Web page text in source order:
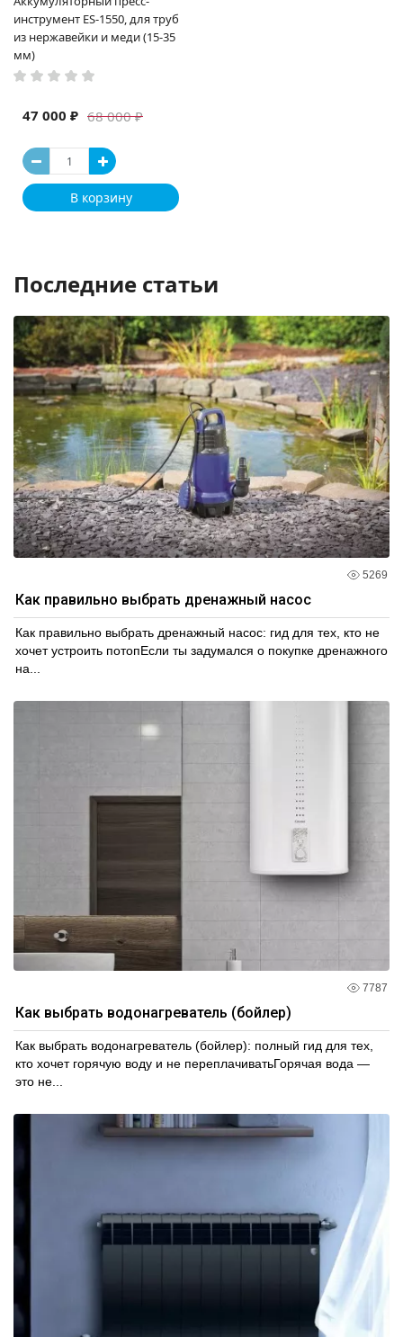
инструмент ES-1550, для труб
из нержавейки и меди (15-35
мм)
68 000 ₽
47 000 ₽
В корзину
Последние статьи
5269
Как правильно выбрать дренажный насос
Как правильно выбрать дренажный насос: гид для тех, кто не
хочет устроить потопЕсли ты задумался о покупке дренажного
на...
7787
Как выбрать водонагреватель (бойлер)
Как выбрать водонагреватель (бойлер): полный гид для тех,
кто хочет горячую воду и не переплачиватьГорячая вода —
это не...